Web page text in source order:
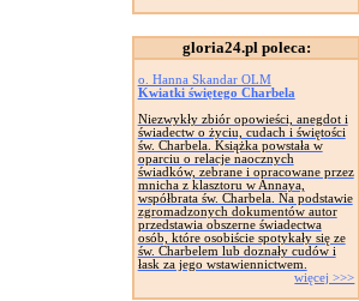
gloria24.pl poleca:
o. Hanna Skandar OLM
Kwiatki świętego Charbela
Niezwykły zbiór opowieści, anegdot i
świadectw o życiu, cudach i świętości
św. Charbela. Książka powstała w
oparciu o relacje naocznych
świadków, zebrane i opracowane przez
mnicha z klasztoru w Annaya,
współbrata św. Charbela. Na podstawie
zgromadzonych dokumentów autor
przedstawia obszerne świadectwa
osób, które osobiście spotykały się ze
św. Charbelem lub doznały cudów i
łask za jego wstawiennictwem.
więcej >>>